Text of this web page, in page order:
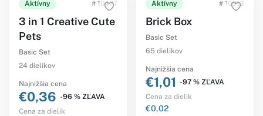
Aktívny # 10477
3 in 1 Creative Cute
Pets
Basic Set
24 dielikov
Najnižšia cena
€0,36 -96 % ZĽAVA
Cena za dielik
Aktívny # 10913
Brick Box
Basic Set
65 dielikov
Najnižšia cena
€1,01 -97 % ZĽAVA
Cena za dielik
€0,02